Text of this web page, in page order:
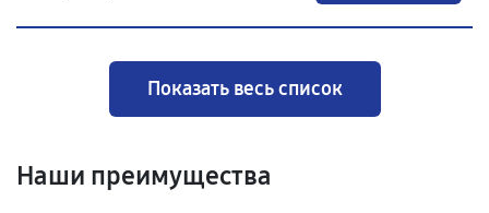
Показать весь список
Наши преимущества